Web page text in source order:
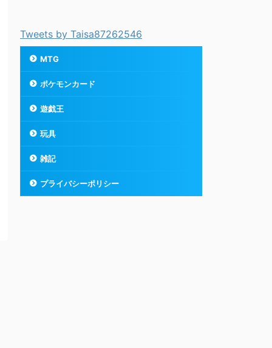
Tweets by Taisa87262546
MTG
ポケモンカード
遊戯王
玩具
雑記
プライバシーポリシー